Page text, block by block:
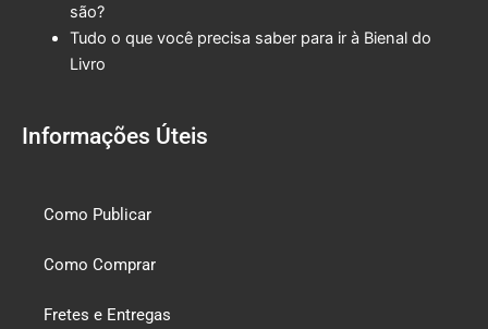
são?
Tudo o que você precisa saber para ir à Bienal do
Livro
Informações Úteis
Como Publicar
Como Comprar
Fretes e Entregas